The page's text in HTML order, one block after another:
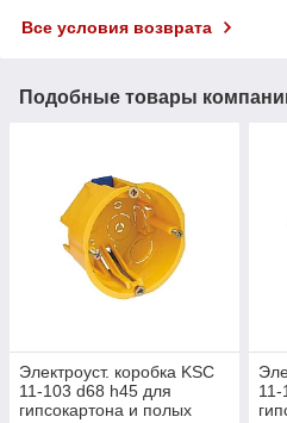
Все условия возврата
Подобные товары
Электроуст. коробка KSC
11-103 d68 h45 для
гипсокартона и полых